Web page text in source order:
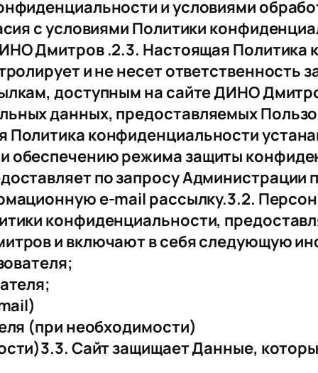
и условиями
с условиями Политики
Дмитров .2.3. Настоящая
и не несет ответственность
доступным на сайте ДИНО
данных, предоставляемых
конфиденциальности
обеспечению режима защиты
по запросу Администрации
e-mail рассылку.3.2.
конфиденциальности,
и включают в себя следующую
(при необходимости)
Сайт защищает Данные,